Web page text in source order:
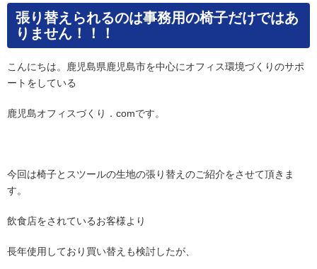
張り替えられるのは事務用の椅子だけではあ
りません！！！
こんにちは。鹿児島県鹿児島市を中心にオフィス環境づくりのサポ
ートをしている
鹿児島オフィスづくり．comです。
今回は椅子とスツールの生地の張り替えのご紹介をさせて頂きま
す。
飲食店をされているお客様より
長年使用しており買い替えも検討したが、